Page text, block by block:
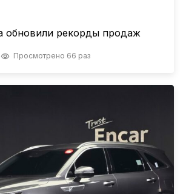
обновили рекорды продаж
Просмотрено 66 раз